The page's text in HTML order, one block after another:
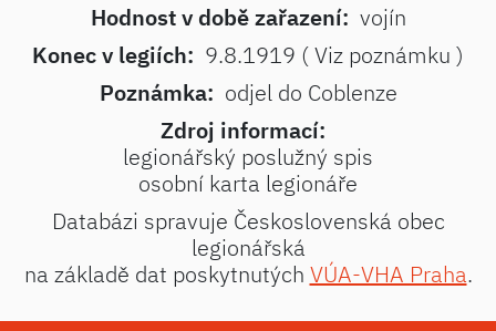
Hodnost v době zařazení: vojín
Konec v legiích: 9.8.1919 ( Viz poznámku )
Poznámka: odjel do Coblenze
Zdroj informací:
legionářský poslužný spis
osobní karta legionáře
Databázi spravuje Československá obec
legionářská
na základě dat poskytnutých VÚA-VHA Praha.